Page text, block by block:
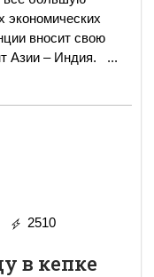
экономических
вносит свою
Азии – Индия. ...
2510
в кепке